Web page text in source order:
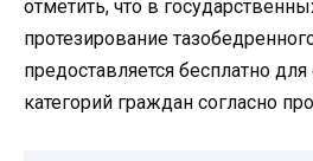
отметить, что в
протезирование
предоставляется бесплатно
категорий граждан согласно